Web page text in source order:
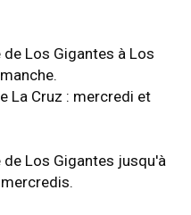
Los Gigantes à Los
La Cruz : mercredi et
de Los Gigantes jusqu'à